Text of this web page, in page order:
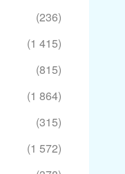
(236)
(1 415)
(815)
(1 864)
(315)
(1 572)